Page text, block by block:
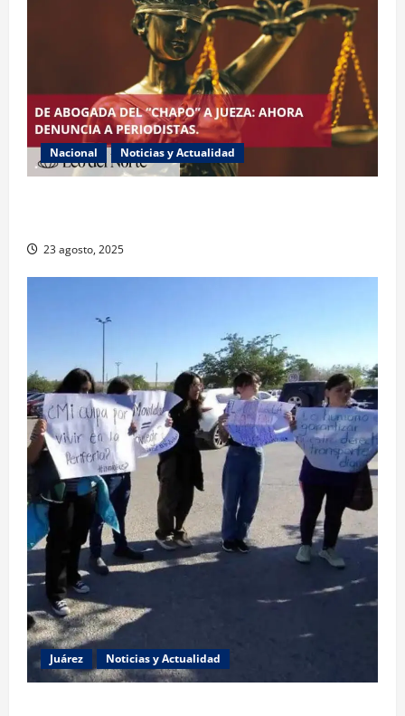
Nacional Noticias y Actualidad
23 agosto, 2025
Juárez Noticias y Actualidad